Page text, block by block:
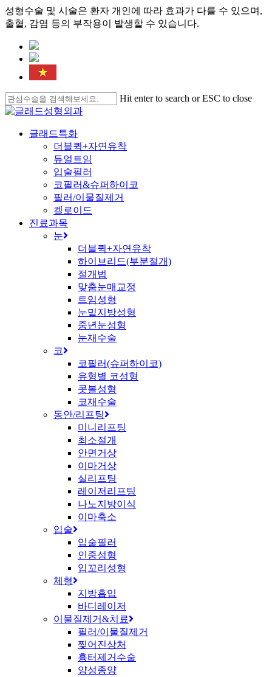
성형수술 및 시술은 환자 개인에 따라 효과가 다를 수 있으며,
출혈, 감염 등의 부작용이 발생할 수 있습니다.
main
content
Hit enter to search or ESC to close
Close
search
Menu
글래드특화
더블퀵+자연유착
듀얼트임
입술필러
코필러&슈퍼하이코
필러/이물질제거
켈로이드
진료과목
눈
더블퀵+자연유착
하이브리드(부분절개)
절개법
맞춤눈매교정
트임성형
눈밑지방성형
중년눈성형
눈재수술
코
코필러(슈퍼하이코)
유형별 코성형
콧볼성형
코재수술
동안/리프팅
미니리프팅
최소절개
안면거상
이마거상
실리프팅
레이저리프팅
나노지방이식
이마축소
입술
입술필러
인중성형
입꼬리성형
체형
지방흡입
바디레이저
이물질제거&치료
필러/이물질제거
찢어진상처
흉터제거수술
양성종양